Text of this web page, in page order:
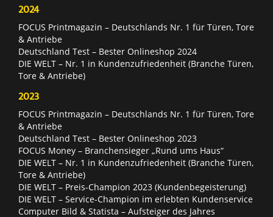
2024
FOCUS Printmagazin – Deutschlands Nr. 1 für Türen, Tore
& Antriebe
Deutschland Test – Bester Onlineshop 2024
DIE WELT – Nr. 1 in Kundenzufriedenheit (Branche Türen,
Tore & Antriebe)
2023
FOCUS Printmagazin – Deutschlands Nr. 1 für Türen, Tore
& Antriebe
Deutschland Test – Bester Onlineshop 2023
FOCUS Money – Branchensieger „Rund ums Haus“
DIE WELT – Nr. 1 in Kundenzufriedenheit (Branche Türen,
Tore & Antriebe)
DIE WELT – Preis-Champion 2023 (Kundenbegeisterung)
DIE WELT – Service-Champion im erlebten Kundenservice
Computer Bild & Statista – Aufsteiger des Jahres